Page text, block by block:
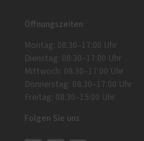
Öffnungszeiten
Montag: 08:30–17:00 Uhr
Dienstag: 08:30–17:00 Uhr
Mittwoch: 08:30–17:00 Uhr
Donnerstag: 08:30–17:00 Uhr
Freitag: 08:30–15:00 Uhr
Folgen Sie uns